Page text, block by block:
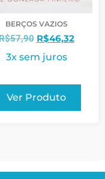
BERÇOS VAZIOS
57,90 R$46,32
3x sem juros
Ver Produto